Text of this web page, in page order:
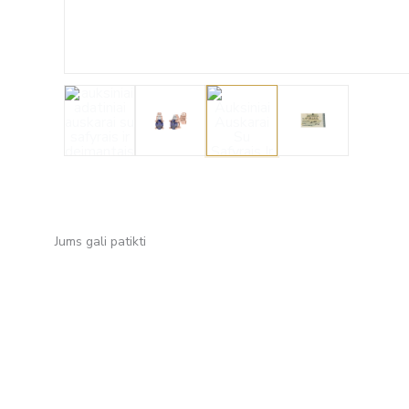
Jums gali patikti